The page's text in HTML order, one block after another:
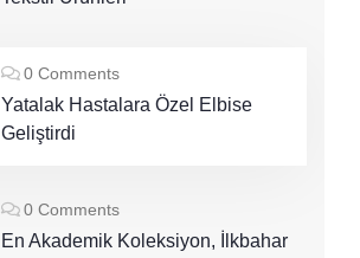
0 Comments
Yatalak Hastalara Özel Elbise
Geliştirdi
0 Comments
En Akademik Koleksiyon, İlkbahar